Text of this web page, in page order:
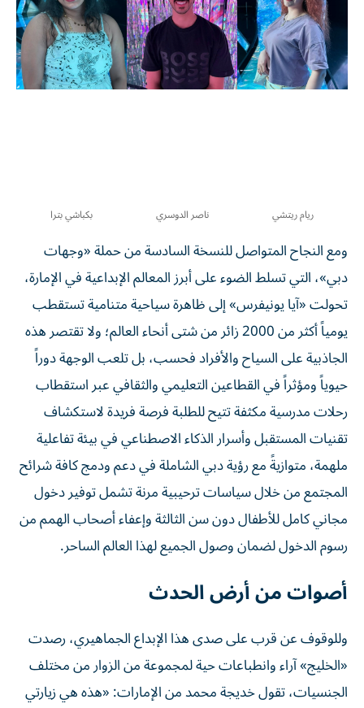
ريام ريتشي ناصر الدوسري بكباشي بترا
ومع النجاح المتواصل للنسخة السادسة من حملة «وجهات
دبي»، التي تسلط الضوء على أبرز المعالم الإبداعية في الإمارة،
تحولت «آيا يونيفرس» إلى ظاهرة سياحية متنامية تستقطب
يومياً أكثر من 2000 زائر من شتى أنحاء العالم؛ ولا تقتصر هذه
الجاذبية على السياح والأفراد فحسب، بل تلعب الوجهة دوراً
حيوياً ومؤثراً في القطاعين التعليمي والثقافي عبر استقطاب
رحلات مدرسية مكثفة تتيح للطلبة فرصة فريدة لاستكشاف
تقنيات المستقبل وأسرار الذكاء الاصطناعي في بيئة تفاعلية
ملهمة، متوازيةً مع رؤية دبي الشاملة في دعم ودمج كافة شرائح
المجتمع من خلال سياسات ترحيبية مرنة تشمل توفير دخول
مجاني كامل للأطفال دون سن الثالثة وإعفاء أصحاب الهمم من
رسوم الدخول لضمان وصول الجميع لهذا العالم الساحر.
أصوات من أرض الحدث
وللوقوف عن قرب على صدى هذا الإبداع الجماهيري، رصدت
«الخليج» آراء وانطباعات حية لمجموعة من الزوار من مختلف
الجنسيات، تقول خديجة محمد من الإمارات: «هذه هي زيارتي